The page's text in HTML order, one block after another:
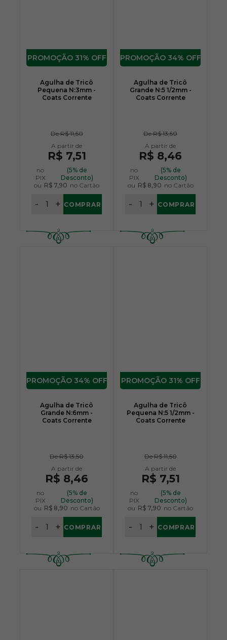
31% OFF
Agulha de Tricô
Pequena N:3mm -
Coats Corrente
DeR$ 11,50
R$ 7,51
no
PIX
(5% de
Desconto)
ou R$ 7,90 no Cartão
+
- COMPRAR
34% OFF
Agulha de Tricô
Grande N:5 1/2mm -
Coats Corrente
DeR$ 13,50
R$ 8,46
no
PIX
(5% de
Desconto)
ou R$ 8,90 no Cartão
+
- COMPRAR
34% OFF
Agulha de Tricô
Grande N:6mm -
Coats Corrente
DeR$ 13,50
R$ 8,46
no
PIX
(5% de
Desconto)
ou R$ 8,90 no Cartão
+
- COMPRAR
31% OFF
Agulha de Tricô
Pequena N:5 1/2mm -
Coats Corrente
DeR$ 11,50
R$ 7,51
no
PIX
(5% de
Desconto)
ou R$ 7,90 no Cartão
+
- COMPRAR